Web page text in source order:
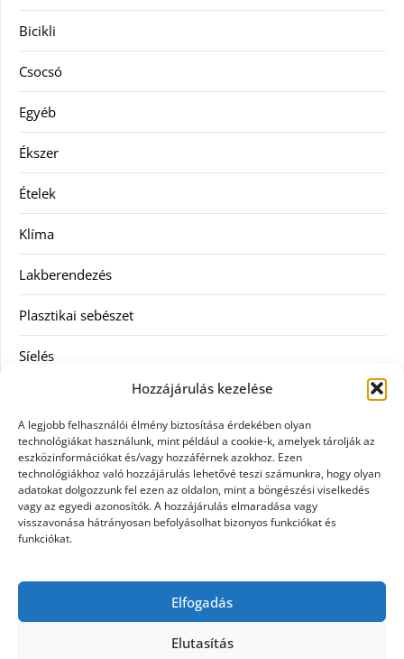
Hozzájárulás kezelése
A legjobb felhasználói élmény biztosítása érdekében olyan
technológiákat használunk, mint például a cookie-k, amelyek tárolják az
eszközinformációkat és/vagy hozzáférnek azokhoz. Ezen
technológiákhoz való hozzájárulás lehetővé teszi számunkra, hogy olyan
adatokat dolgozzunk fel ezen az oldalon, mint a böngészési viselkedés
vagy az egyedi azonosítók. A hozzájárulás elmaradása vagy
visszavonása hátrányosan befolyásolhat bizonyos funkciókat és
funkciókat.
Elfogadás
Elutasítás
Bicikli
Csocsó
Egyéb
Ékszer
Ételek
Klíma
Lakberendezés
Plasztikai sebészet
Síelés
Táskák
Vásárlás
Webáruház
Casco biztosítás használt járműre